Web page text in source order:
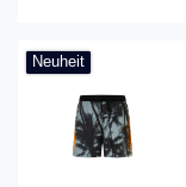
Neuheit